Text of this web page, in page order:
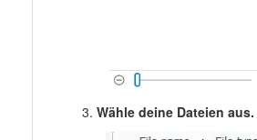
Wähle deine Dateien aus.